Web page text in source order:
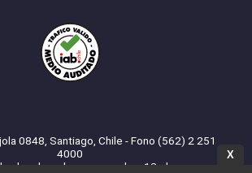
0848, Santiago, Chile - Fono (562) 2 251
4000
los derechos reservados. 13.cl
X